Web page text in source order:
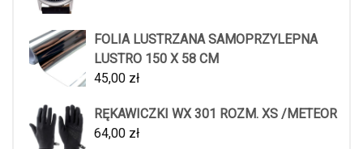
FOLIA LUSTRZANA SAMOPRZYLEPNA
LUSTRO 150 X 58 CM
45,00 zł
RĘKAWICZKI WX 301 ROZM. XS /METEOR
64,00 zł